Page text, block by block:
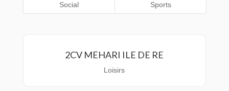
Social Sports
2CV MEHARI ILE DE RE
Loisirs